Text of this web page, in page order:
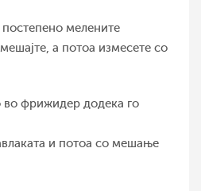
мелените
а потоа измесете со
во фрижидер додека го
и потоа со мешање